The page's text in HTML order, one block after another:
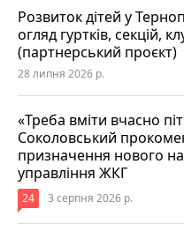
Розвиток дітей у
огляд гуртків, секцій,
(партнерський проєкт)
28 липня 2026 р.
«Треба вміти вчасно
Соколовський
призначення нового
управління ЖКГ
24 3 серпня 2026 р.